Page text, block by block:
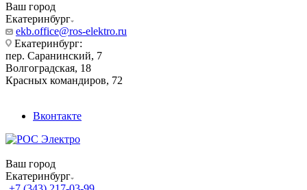
Ваш город
Екатеринбург
ekb.office@ros-elektro.ru
Екатеринбург:
пер. Саранинский, 7
Волгоградская, 18
Красных командиров, 72
Вконтакте
Ваш город
Екатеринбург